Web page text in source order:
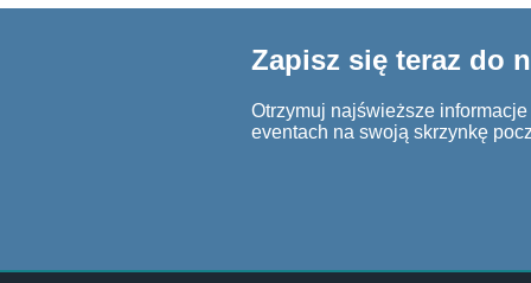
Zapisz się teraz do
Otrzymuj najświeższe
eventach na swoją skrzynkę